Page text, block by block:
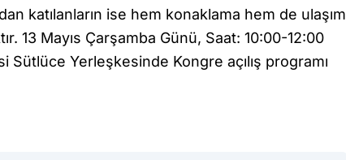
katılanların ise hem konaklama hem de ulaşım
13 Mayıs Çarşamba Günü, Saat: 10:00-12:00
Sütlüce Yerleşkesinde Kongre açılış programı